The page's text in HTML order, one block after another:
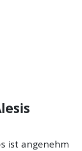
ist angenehm